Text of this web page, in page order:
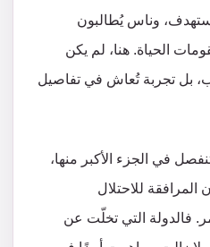
وناس يُطالبون
الحياة. هنا، لم يكن
بل تجربة تُعاش في تفاصيل
في الجزء الأكبر منها،
للاحتلال
فالدولة التي تخلّت عن